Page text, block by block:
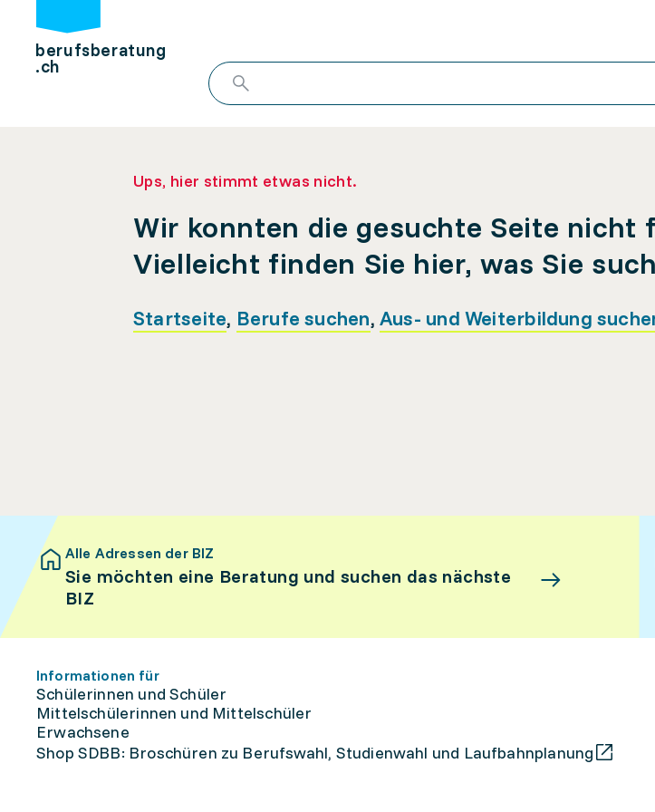
berufsberatung
.ch
Ups, hier stimmt etwas nicht.
Wir konnten die gesuchte Seite nicht
Vielleicht finden Sie hier, was Sie
Startseite, Berufe suchen, Aus- und Weiterbildung
Alle Adressen der BIZ
Sie möchten eine Beratung und suchen das nächste
BIZ
Informationen für
Schülerinnen und Schüler
Mittelschülerinnen und Mittelschüler
Erwachsene
Shop SDBB: Broschüren zu Berufswahl, Studienwahl und Laufbahnplanung